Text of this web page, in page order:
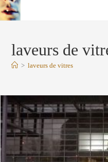
Skip
to
laveurs de
> laveurs de vitres